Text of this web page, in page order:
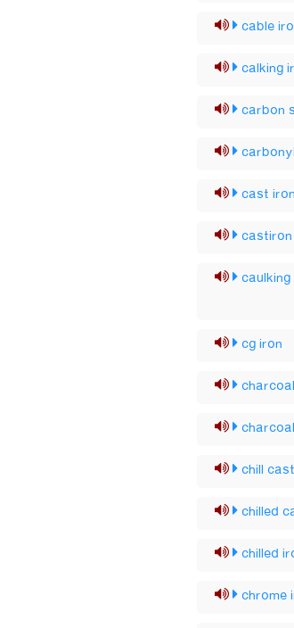
cable
calking
carbon
cast iron
castiron
cg iron
chill
chilled
chilled
chrome